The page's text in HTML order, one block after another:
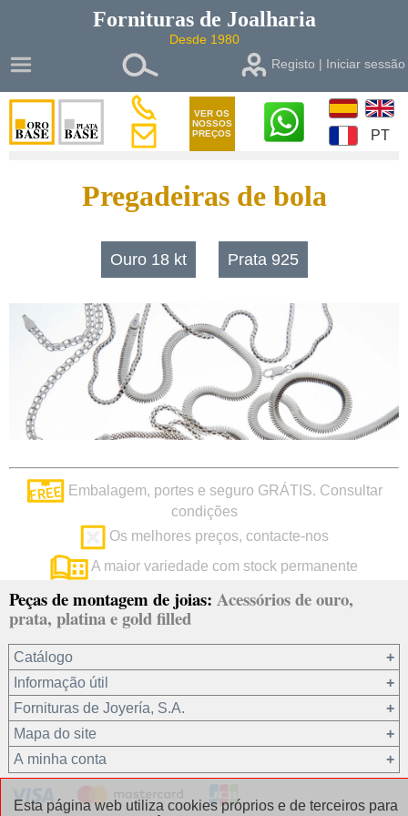
Fornituras de Joalharia
Desde 1980
Registo | Iniciar sessão
VER OS
NOSSOS
PREÇOS
PT
Pregadeiras de bola
Ouro 18 kt Prata 925
Embalagem, portes e seguro GRÁTIS. Consultar
condições
Os melhores preços, contacte-nos
A maior variedade com stock permanente
Peças de montagem de joias: Acessórios de ouro,
prata, platina e gold filled
Catálogo
Ouro 18 kt
Ouro 9 kt
Platina 22.8 kt
Prata 925
Informação útil
Fornituras de Joyería, S.A.
Quem somos?
condições de venda
Mapa do site
A minha conta
Esta página web utiliza cookies próprios e de terceiros para